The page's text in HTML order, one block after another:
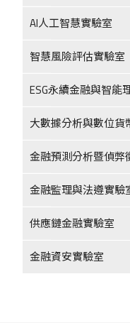
AI人工智慧實驗室
智慧風險評估實驗室
ESG永續金融與智能
大數據分析與數位
金融預測分析暨偵弊
金融監理與法遵實驗
供應鏈金融實驗室
金融資安實驗室